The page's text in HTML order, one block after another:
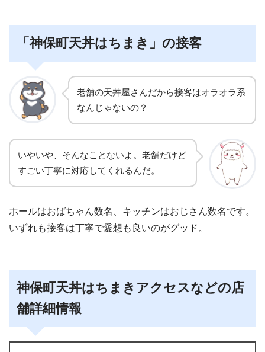
「神保町天丼はちまき」の接客
老舗の天丼屋さんだから接客はオラオラ系
なんじゃないの？
いやいや、そんなことないよ。老舗だけど
すごい丁寧に対応してくれるんだ。
ホールはおばちゃん数名、キッチンはおじさん数名です。
いずれも接客は丁寧で愛想も良いのがグッド。
神保町天丼はちまきアクセスなどの店
舗詳細情報